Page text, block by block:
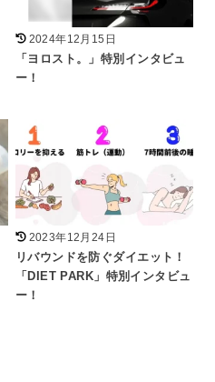
2024年12月15日
「ヨロスト。」特別インタビュ
ー！
2023年12月24日
リバウンドを防ぐダイエット！
「DIET PARK」特別インタビュ
ー！